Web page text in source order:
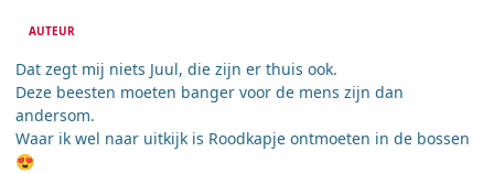
AUTEUR
Dat zegt mij niets Juul, die zijn er thuis ook.
Deze beesten moeten banger voor de mens zijn dan
andersom.
Waar ik wel naar uitkijk is Roodkapje ontmoeten in de bossen
😍